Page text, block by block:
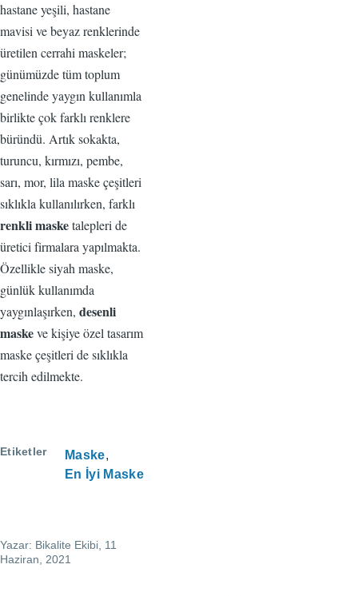
hastane yeşili, hastane
mavisi ve beyaz renklerinde
üretilen cerrahi maskeler;
günümüzde tüm toplum
genelinde yaygın kullanımla
birlikte çok farklı renklere
büründü. Artık sokakta,
turuncu, kırmızı, pembe,
sarı, mor, lila maske çeşitleri
sıklıkla kullanılırken, farklı
renkli masketalepleri de
üretici firmalara yapılmakta.
Özellikle siyah maske,
günlük kullanımda
yaygınlaşırken, desenli
maskeve kişiye özel tasarım
maske çeşitleri de sıklıkla
tercih edilmekte.
Etiketler
Maske
En İyi Maske
Yazar: Bikalite Ekibi, 11
Haziran, 2021